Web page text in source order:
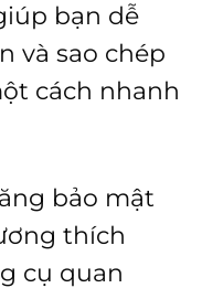
bạn dễ
và sao chép
cách nhanh
bảo mật
thích
cụ quan